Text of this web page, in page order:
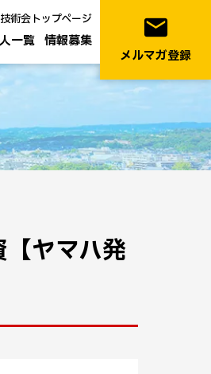
一覧 情報募集
術会トップページ email
メルマガ登録
ヤマハ発